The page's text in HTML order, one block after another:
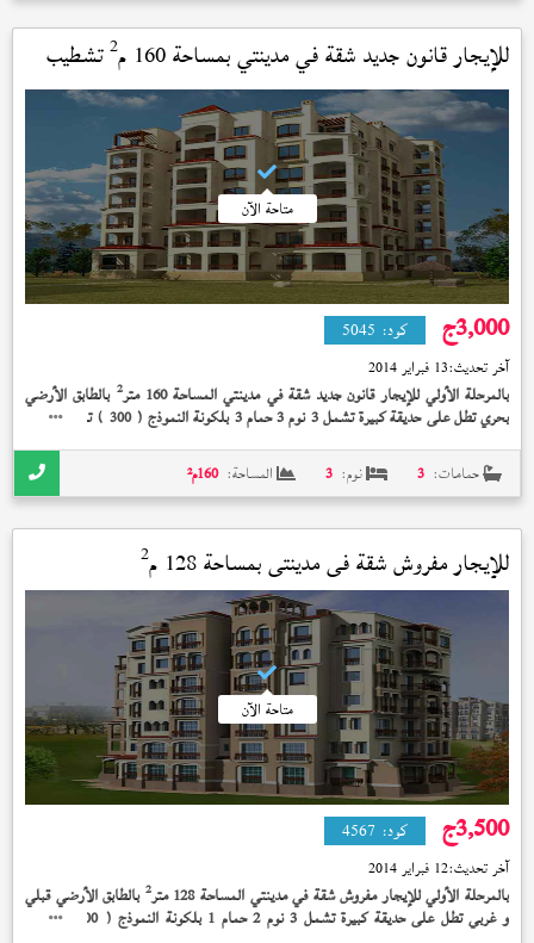
للإيجار قانون جديد شقة فيمدينتيبمساحة 160 م 2تشطيب
خاص
متاحة الآن
3,000ج كود: 5045
آخر تحديث:13 فبراير 2014
بالمرحلة الأولي للإيجار قانون جديد شقة في مدينتي المساحة 160 متر 2 بالطابق الأرضي
بحري تطل على حديقة كبيرة تشمل 3 نوم 3 حمام 3 بلكونة النموذج ( 300 ) تشمل حديقة
2
حمامات: 3 نوم: 3 المساحة: 160م²
للإيجار مفروش شقة فيمدينتيبمساحة 128 م 2
متاحة الآن
3,500ج كود: 4567
آخر تحديث:12 فبراير 2014
بالمرحلة الأولي للإيجار مفروش شقة في مدينتي المساحة 128 متر 2 بالطابق الأرضي قبلي
و غربي تطل على حديقة كبيرة تشمل 3 نوم 2 حمام 1 بلكونة النموذج ( 200 ) تشمل